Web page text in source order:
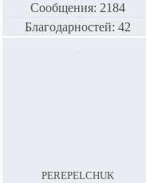
Сообщения: 2184
Благодарностей: 42
perepelchuk